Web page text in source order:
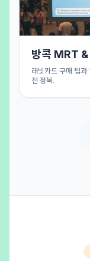
방콕 MRT &
래빗카드 구매 팁과
전 정복.